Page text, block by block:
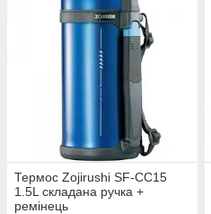
Термос Zojirushi SF-CC15
1.5L складана ручка +
ремінець